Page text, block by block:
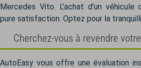
Mercedes Vito. L'achat d'un véhicule
pure satisfaction. Optez pour la
Cherchez-vous à revendre
AutoEasy vous offre une évaluation